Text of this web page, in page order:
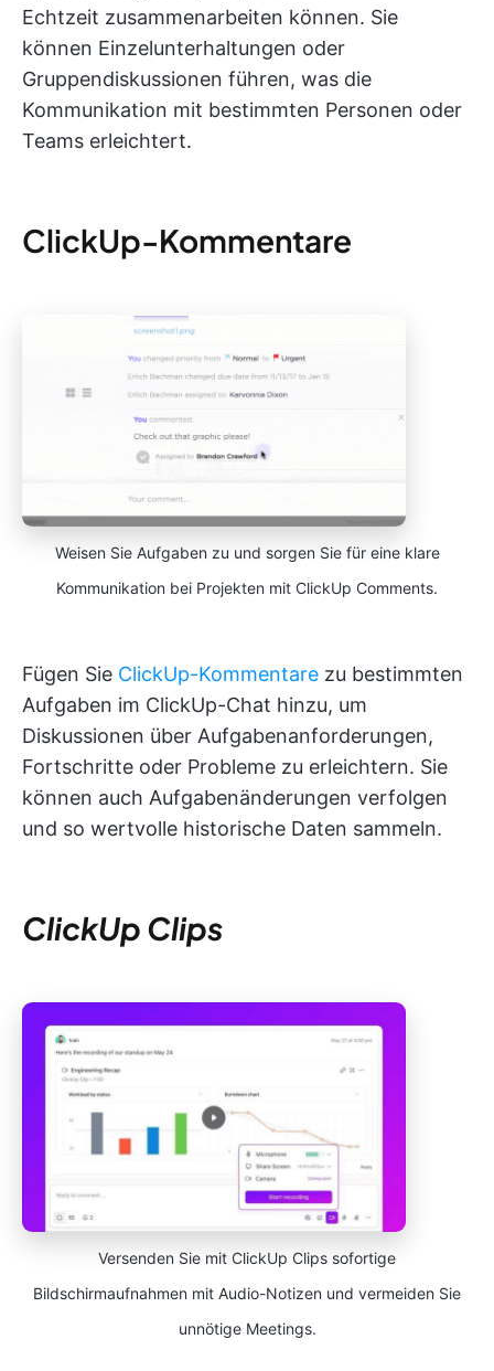
Echtzeit zusammenarbeiten können. Sie
können Einzelunterhaltungen oder
Gruppendiskussionen führen, was die
Kommunikation mit bestimmten Personen oder
Teams erleichtert.
ClickUp-Kommentare
Weisen Sie Aufgaben zu und sorgen Sie für eine klare
Kommunikation bei Projekten mit ClickUp Comments.
Fügen Sie ClickUp-Kommentare zu bestimmten
Aufgaben im ClickUp-Chat hinzu, um
Diskussionen über Aufgabenanforderungen,
Fortschritte oder Probleme zu erleichtern. Sie
können auch Aufgabenänderungen verfolgen
und so wertvolle historische Daten sammeln.
ClickUp Clips
Versenden Sie mit ClickUp Clips sofortige
Bildschirmaufnahmen mit Audio-Notizen und vermeiden Sie
unnötige Meetings.